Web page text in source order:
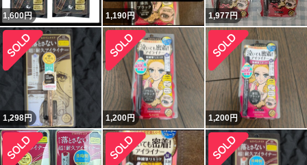
1,600円 1,190円 1,977円
1,298円 1,200円 1,200円